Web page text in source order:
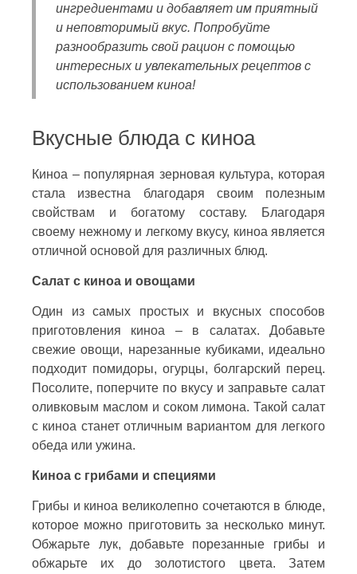
ингредиентами и добавляет им приятный
и неповторимый вкус. Попробуйте
разнообразить свой рацион с помощью
интересных и увлекательных рецептов с
использованием киноа!
Вкусные блюда с киноа
Киноа – популярная зерновая культура, которая
стала известна благодаря своим полезным
свойствам и богатому составу. Благодаря
своему нежному и легкому вкусу, киноа является
отличной основой для различных блюд.
Салат с киноа и овощами
Один из самых простых и вкусных способов
приготовления киноа – в салатах. Добавьте
свежие овощи, нарезанные кубиками, идеально
подходит помидоры, огурцы, болгарский перец.
Посолите, поперчите по вкусу и заправьте салат
оливковым маслом и соком лимона. Такой салат
с киноа станет отличным вариантом для легкого
обеда или ужина.
Киноа с грибами и специями
Грибы и киноа великолепно сочетаются в блюде,
которое можно приготовить за несколько минут.
Обжарьте лук, добавьте порезанные грибы и
обжарьте их до золотистого цвета. Затем